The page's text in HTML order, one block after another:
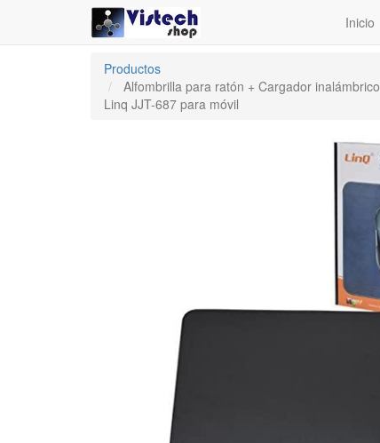
Inicio
Productos
Alfombrilla para ratón + Cargador inalámbrico
Linq JJT-687 para móvil